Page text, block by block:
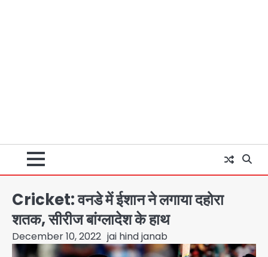
Cricket: वनडे में ईशान ने लगाया दहोरा
शतक, सीरीज बांग्लादेश के हाथ
December 10, 2022 jai hind janab